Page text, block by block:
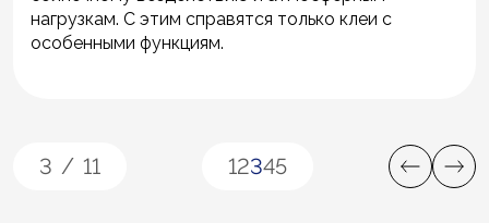
нагрузкам. С этим справятся только клеи с
особенными функциям.
3 / 11 12345